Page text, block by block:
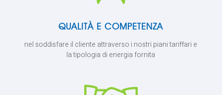
QUALITÀ E COMPETENZA
nel soddisfare il cliente attraverso i nostri piani tariffari e
la tipologia di energia fornita